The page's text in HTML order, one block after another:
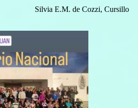
de Cozzi, Cursillo